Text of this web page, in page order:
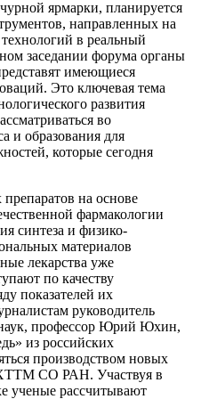
ярмарки, планируется
направленных на
в реальный
заседании форума органы
имеющиеся
Это ключевая тема
развития
во
и образования для
которые сегодня
на основе
фармакологии
синтеза и физико-
материалов
лекарства уже
по качеству
показателей их
руководитель
профессор Юрий Юхин,
из российских
производством новых
СО РАН. Участвуя в
ученые рассчитывают